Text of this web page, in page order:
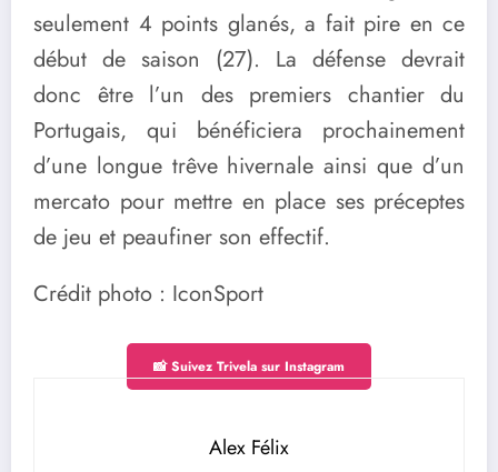
seulement 4 points glanés, a fait pire en ce
début de saison (27). La défense devrait
donc être l’un des premiers chantier du
Portugais, qui bénéficiera prochainement
d’une longue trêve hivernale ainsi que d’un
mercato pour mettre en place ses préceptes
de jeu et peaufiner son effectif.
Crédit photo : IconSport
📸 Suivez Trivela sur Instagram
Alex Félix